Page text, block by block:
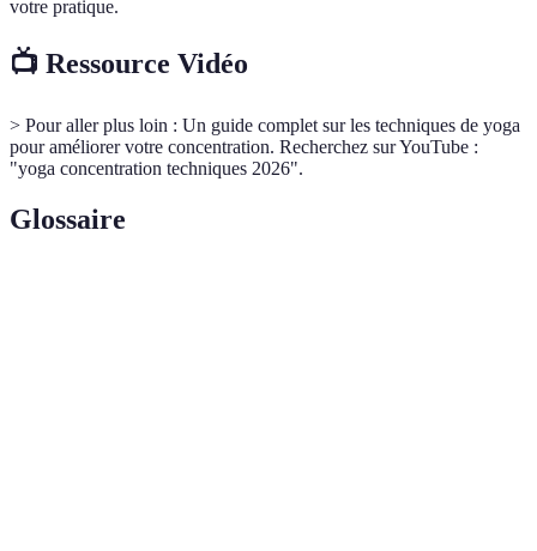
votre pratique.
📺 Ressource Vidéo
> Pour aller plus loin : Un guide complet sur les techniques de yoga
pour améliorer votre concentration. Recherchez sur YouTube :
"yoga concentration techniques 2026".
Glossaire